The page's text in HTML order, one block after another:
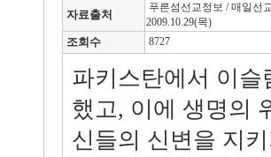
자료출처
푸른섬선교정보 / 매일선
2009.10.29(목)
조회수 8727
파키스탄에서 이슬
했고, 이에 생명의
신들의 신변을 지